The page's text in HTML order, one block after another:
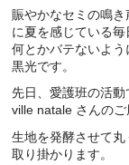
賑やかなセミの鳴
に夏を感じている毎
何とかバテないよ
黒光です。
先日、愛護班の活動
ville natale さんのご
生地を発酵させて
取り掛かります。